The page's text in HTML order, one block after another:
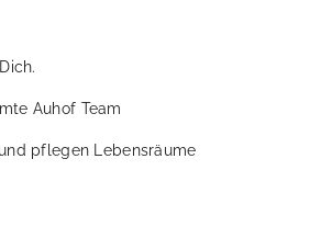
Auhof Team
pflegen Lebensräume